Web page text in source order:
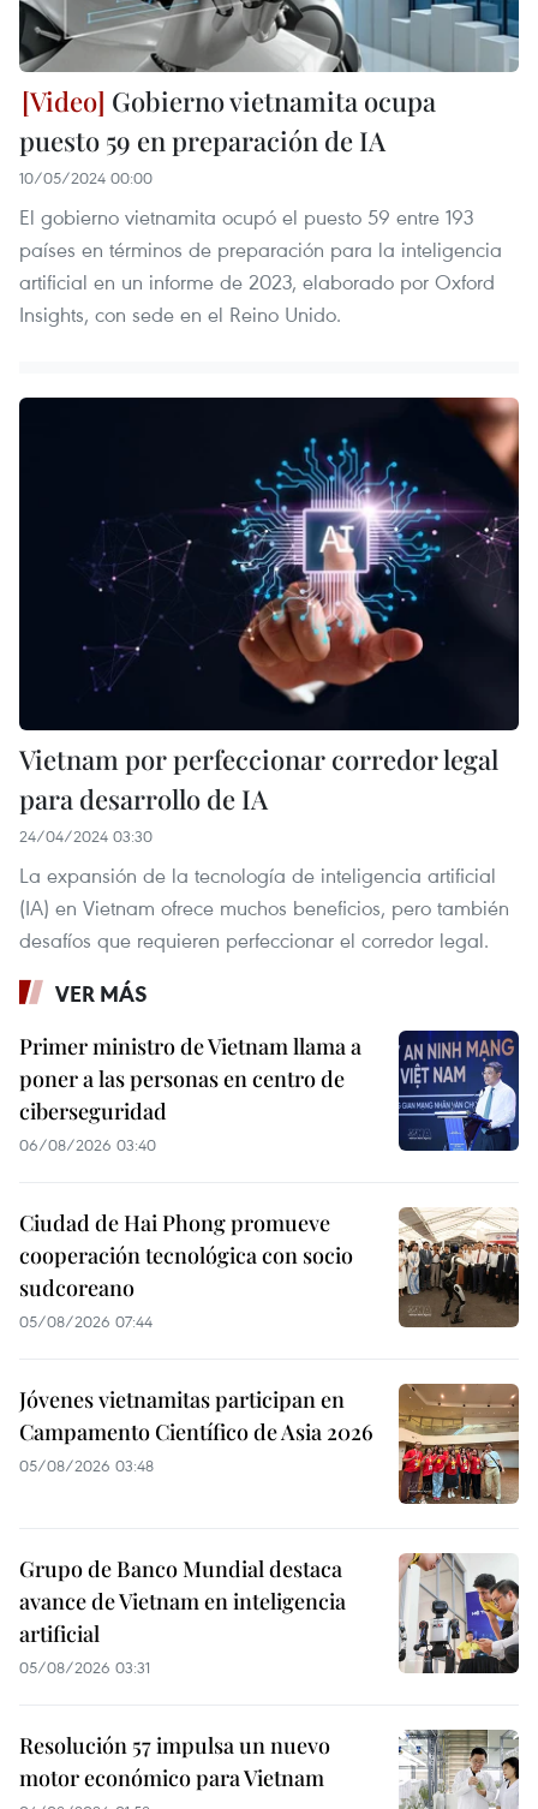
Gobierno vietnamita ocupa
puesto 59 en preparación de IA
10/05/2024 00:00
El gobierno vietnamita ocupó el puesto 59 entre 193
países en términos de preparación para la inteligencia
artificial en un informe de 2023, elaborado por Oxford
Insights, con sede en el Reino Unido.
Vietnam por perfeccionar corredor legal
para desarrollo de IA
24/04/2024 03:30
La expansión de la tecnología de inteligencia artificial
(IA) en Vietnam ofrece muchos beneficios, pero también
desafíos que requieren perfeccionar el corredor legal.
VER MÁS
Primer ministro de Vietnam llama a
poner a las personas en centro de
ciberseguridad
06/08/2026 03:40
Ciudad de Hai Phong promueve
cooperación tecnológica con socio
sudcoreano
05/08/2026 07:44
Jóvenes vietnamitas participan en
Campamento Científico de Asia 2026
05/08/2026 03:48
Grupo de Banco Mundial destaca
avance de Vietnam en inteligencia
artificial
05/08/2026 03:31
Resolución 57 impulsa un nuevo
motor económico para Vietnam